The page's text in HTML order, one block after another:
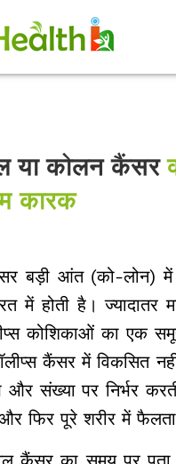
या कोलन कैंसर
कारक
बड़ी आंत (को-लोन)
में होती है।
कोशिकाओं का एक
कैंसर में विकसित
और संख्या पर निर्भर
फिर पूरे शरीर में